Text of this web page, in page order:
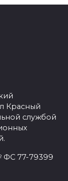
Красный
службой
ФС 77-79399